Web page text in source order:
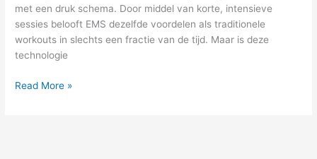
met een druk schema. Door middel van korte, intensieve
sessies belooft EMS dezelfde voordelen als traditionele
workouts in slechts een fractie van de tijd. Maar is deze
technologie
Read More »